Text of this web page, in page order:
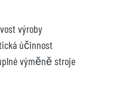
výroby
účinnost
výměně stroje